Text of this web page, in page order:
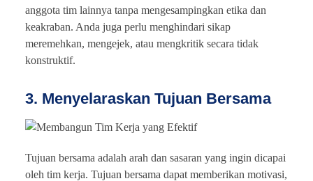
anggota tim lainnya tanpa mengesampingkan etika dan
keakraban. Anda juga perlu menghindari sikap
meremehkan, mengejek, atau mengkritik secara tidak
konstruktif.
3. Menyelaraskan Tujuan Bersama
Tujuan bersama adalah arah dan sasaran yang ingin dicapai
oleh tim kerja. Tujuan bersama dapat memberikan motivasi,